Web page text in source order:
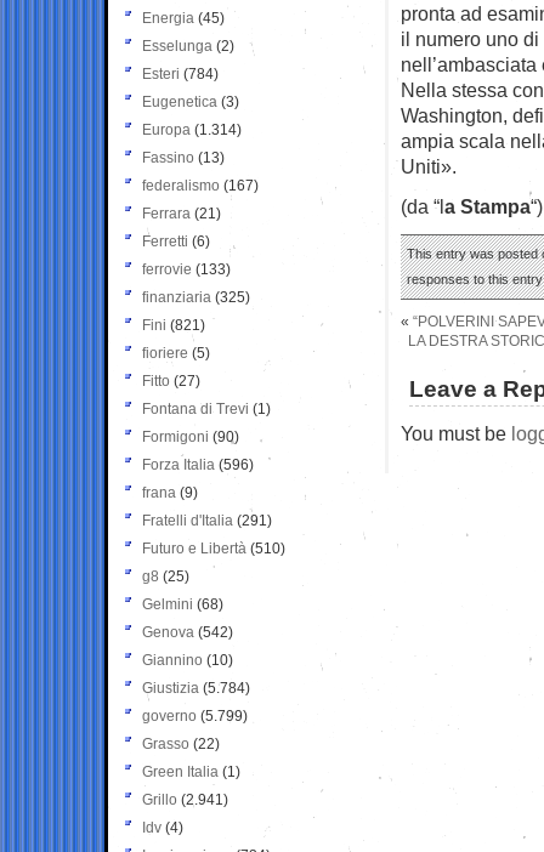
pronta ad
il numero uno
Nella stessa
Washington,
ampia scala
Uniti».
(da “la Stampa“)
This entry was posted
responses to this
« “POLVERINI
LA DESTRA
Leave a
You must be
Energia (45)
Esselunga (2)
Esteri (784)
Eugenetica (3)
Europa (1.314)
Fassino (13)
federalismo (167)
Ferrara (21)
Ferretti (6)
ferrovie (133)
finanziaria (325)
Fini (821)
fioriere (5)
Fitto (27)
Fontana di Trevi (1)
Formigoni (90)
Forza Italia (596)
frana (9)
Fratelli d'Italia (291)
Futuro e Libertà (510)
g8 (25)
Gelmini (68)
Genova (542)
Giannino (10)
Giustizia (5.784)
governo (5.799)
Grasso (22)
Green Italia (1)
Grillo (2.941)
Idv (4)